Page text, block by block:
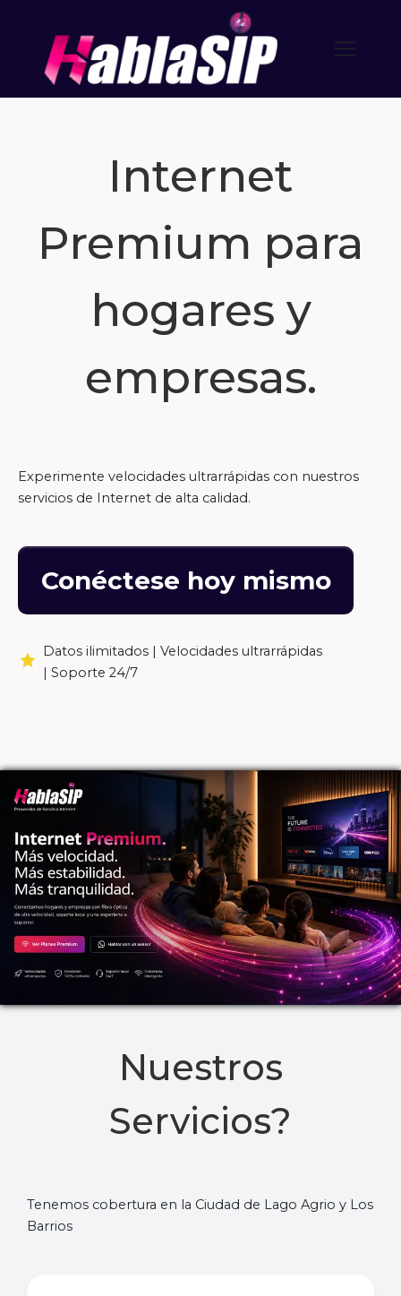
Internet
Premium para
hogares y
empresas.
Experimente velocidades ultrarrápidas con nuestros
servicios de Internet de alta calidad.
Conéctese hoy mismo
Datos ilimitados | Velocidades ultrarrápidas
| Soporte 24/7
Nuestros
Servicios?
Tenemos cobertura en la Ciudad de Lago Agrio y Los
Barrios